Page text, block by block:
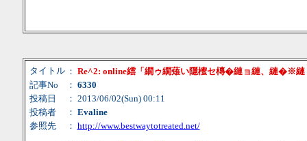
タイトル ： Re^2: online繧「繝ゥ繝薙い隱櫁セ槫�縺ョ縺、縺�※
記事No
： 6330
投稿日
： 2013/06/02(Sun) 00:11
投稿者
： Evaline
参照先
： http://www.bestwaytotreated.net/